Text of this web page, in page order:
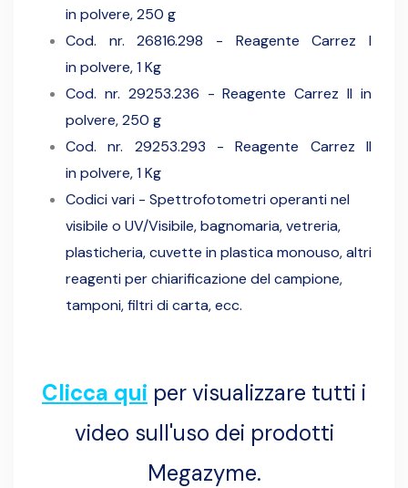
in polvere, 250 g
Cod. nr. 26816.298 - Reagente Carrez I
in polvere, 1 Kg
Cod. nr. 29253.236 - Reagente Carrez II in
polvere, 250 g
Cod. nr. 29253.293 - Reagente Carrez II
in polvere, 1 Kg
Codici vari - Spettrofotometri operanti nel
visibile o UV/Visibile, bagnomaria, vetreria,
plasticheria, cuvette in plastica monouso, altri
reagenti per chiarificazione del campione,
tamponi, filtri di carta, ecc.
Clicca qui per visualizzare tutti i
video sull'uso dei prodotti
Megazyme.